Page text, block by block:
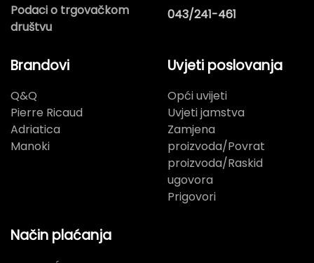
Podaci o trgovačkom
društvu
043/241-461
Brandovi
Q&Q
Pierre Ricaud
Adriatica
Manoki
Uvjeti poslovanja
Opći uvijeti
Uvjeti jamstva
Zamjena
proizvoda/Povrat
proizvoda/Raskid
ugovora
Prigovori
Način plaćanja